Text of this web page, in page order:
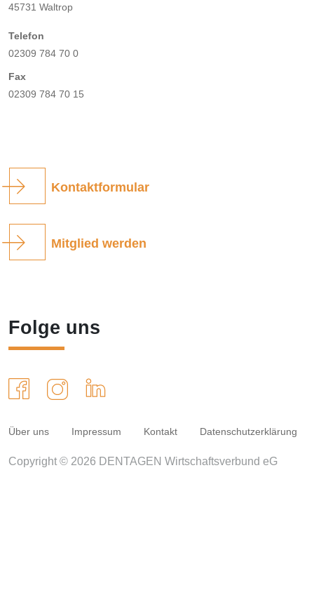
45731 Waltrop
Telefon
02309 784 70 0
Fax
02309 784 70 15
Kontaktformular
Mitglied werden
Folge uns
Über uns Impressum Kontakt Datenschutzerklärung
Copyright © 2026 DENTAGEN Wirtschaftsverbund eG